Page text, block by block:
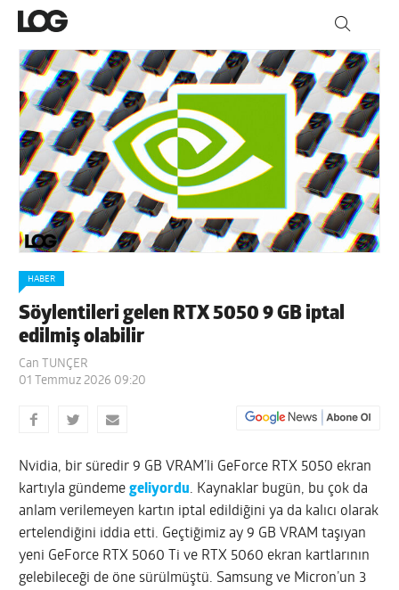
HABER
Söylentileri gelen RTX 5050 9 GB iptal
edilmiş olabilir
Can TUNÇER
01 Temmuz 2026 09:20
Nvidia, bir süredir 9 GB VRAM’li GeForce RTX 5050 ekran
kartıyla gündemegeliyordu. Kaynaklar bugün, bu çok da
anlam verilemeyen kartın iptal edildiğini ya da kalıcı olarak
ertelendiğini iddia etti. Geçtiğimiz ay 9 GB VRAM taşıyan
yeni GeForce RTX 5060 Ti ve RTX 5060 ekran kartlarının
gelebileceği de öne sürülmüştü. Samsung ve Micron’un 3